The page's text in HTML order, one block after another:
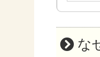
な